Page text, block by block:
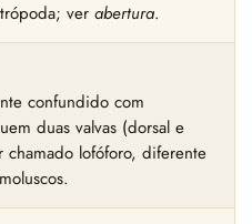
ver abertura.
confundido com
duas valvas (dorsal e
chamado lofóforo, diferente